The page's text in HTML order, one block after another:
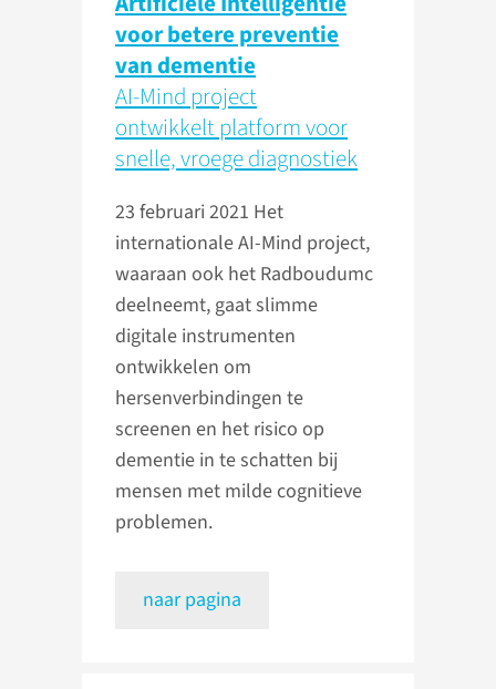
voor betere preventie
van dementie
AI-Mind project
ontwikkelt platform voor
snelle, vroege diagnostiek
23 februari 2021 Het
internationale AI-Mind project,
waaraan ook het Radboudumc
deelneemt, gaat slimme
digitale instrumenten
ontwikkelen om
hersenverbindingen te
screenen en het risico op
dementie in te schatten bij
mensen met milde cognitieve
problemen.
naar pagina